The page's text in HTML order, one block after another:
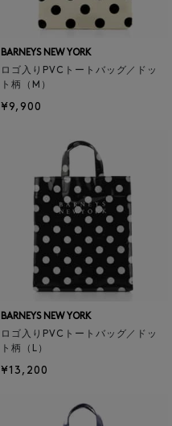
BARNEYS NEW YORK
ロゴ入りPVCトートバッグ／ドッ
ト柄（M）
¥9,900
BARNEYS NEW YORK
ロゴ入りPVCトートバッグ／ドッ
ト柄（L）
¥13,200